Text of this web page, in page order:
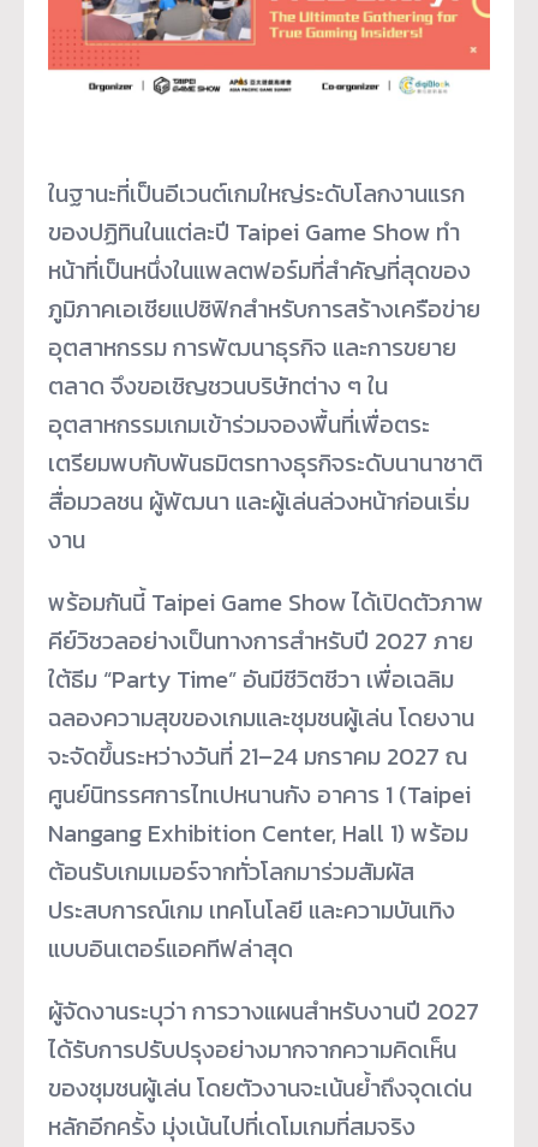
ในฐานะที่เป็นอีเวนต์เกมใหญ่ระดับโลกงานแรก
ของปฏิทินในแต่ละปี Taipei Game Show ทำ
หน้าที่เป็นหนึ่งในแพลตฟอร์มที่สำคัญที่สุดของ
ภูมิภาคเอเชียแปซิฟิกสำหรับการสร้างเครือข่าย
อุตสาหกรรม การพัฒนาธุรกิจ และการขยาย
ตลาด จึงขอเชิญชวนบริษัทต่าง ๆ ใน
อุตสาหกรรมเกมเข้าร่วมจองพื้นที่เพื่อตระ
เตรียมพบกับพันธมิตรทางธุรกิจระดับนานาชาติ
สื่อมวลชน ผู้พัฒนา และผู้เล่นล่วงหน้าก่อนเริ่ม
งาน
พร้อมกันนี้ Taipei Game Show ได้เปิดตัวภาพ
คีย์วิชวลอย่างเป็นทางการสำหรับปี 2027 ภาย
ใต้ธีม “Party Time” อันมีชีวิตชีวา เพื่อเฉลิม
ฉลองความสุขของเกมและชุมชนผู้เล่น โดยงาน
จะจัดขึ้นระหว่างวันที่ 21–24 มกราคม 2027 ณ
ศูนย์นิทรรศการไทเปหนานกัง อาคาร 1 (Taipei
Nangang Exhibition Center, Hall 1) พร้อม
ต้อนรับเกมเมอร์จากทั่วโลกมาร่วมสัมผัส
ประสบการณ์เกม เทคโนโลยี และความบันเทิง
แบบอินเตอร์แอคทีฟล่าสุด
ผู้จัดงานระบุว่า การวางแผนสำหรับงานปี 2027
ได้รับการปรับปรุงอย่างมากจากความคิดเห็น
ของชุมชนผู้เล่น โดยตัวงานจะเน้นย้ำถึงจุดเด่น
หลักอีกครั้ง มุ่งเน้นไปที่เดโมเกมที่สมจริง